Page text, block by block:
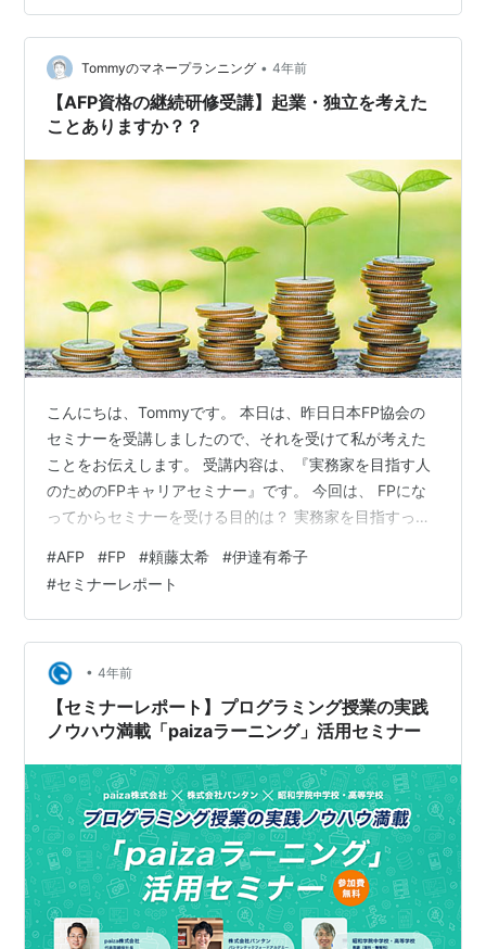
加セッションのレポート サーバーレス開発のベストプラ
クティス～より効果的に、より賢く使いこなすために～
IPv6 on AWS ～Public IPv4 アドレス削減に向けてでき
ることでき…
Tommyのマネープランニング • 4年前
【AFP資格の継続研修受講】起業・独立を考えた
ことありますか？？
こんにちは、Tommyです。 本日は、昨日日本FP協会の
セミナーを受講しましたので、それを受けて私が考えた
ことをお伝えします。 受講内容は、『実務家を目指す人
のためのFPキャリアセミナー』です。 今回は、 FPにな
ってからセミナーを受ける目的は？ 実務家を目指すって
等々、特にFPを目指す方やお金に関する情報を積極的に
取得していきたい方には、ちょっと有益な情報をお伝え
出来たら、と思いますのでよろしくお願いします。 AFP
のセミナーって何？？（概略） セミナー内容について 起
業される方の共通点 次の行動に活かせることは？ まとめ
AFPのセミナーっ…
#AFP #FP #頼藤太希 #伊達有希子
#セミナーレポート
• 4年前
【セミナーレポート】プログラミング授業の実践
ノウハウ満載「paizaラーニング」活用セミナー